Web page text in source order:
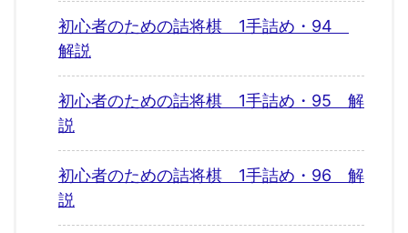
初心者のための詰将棋 1手詰め・94
解説
初心者のための詰将棋 1手詰め・95 解
説
初心者のための詰将棋 1手詰め・96 解
説